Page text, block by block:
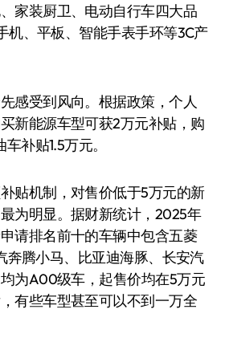
家装厨卫、电动自行车四大品
机、平板、智能手表手环等3C产
感受到风向。根据政策，个人
新能源车型可获2万元补贴，购
补贴1.5万元。
贴机制，对售价低于5万元的新
为明显。据财新统计，2025年
请排名前十的车辆中包含五菱
奔腾小马、比亚迪海豚、长安汽
为A00级车，起售价均在5万元
有些车型甚至可以不到一万全